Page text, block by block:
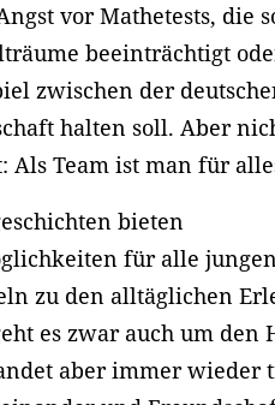
vor Mathetests, die
beeinträchtigt
zwischen der
halten soll. Aber
Als Team ist man für
bieten
für alle
zu den alltäglichen
es zwar auch um
aber immer wieder